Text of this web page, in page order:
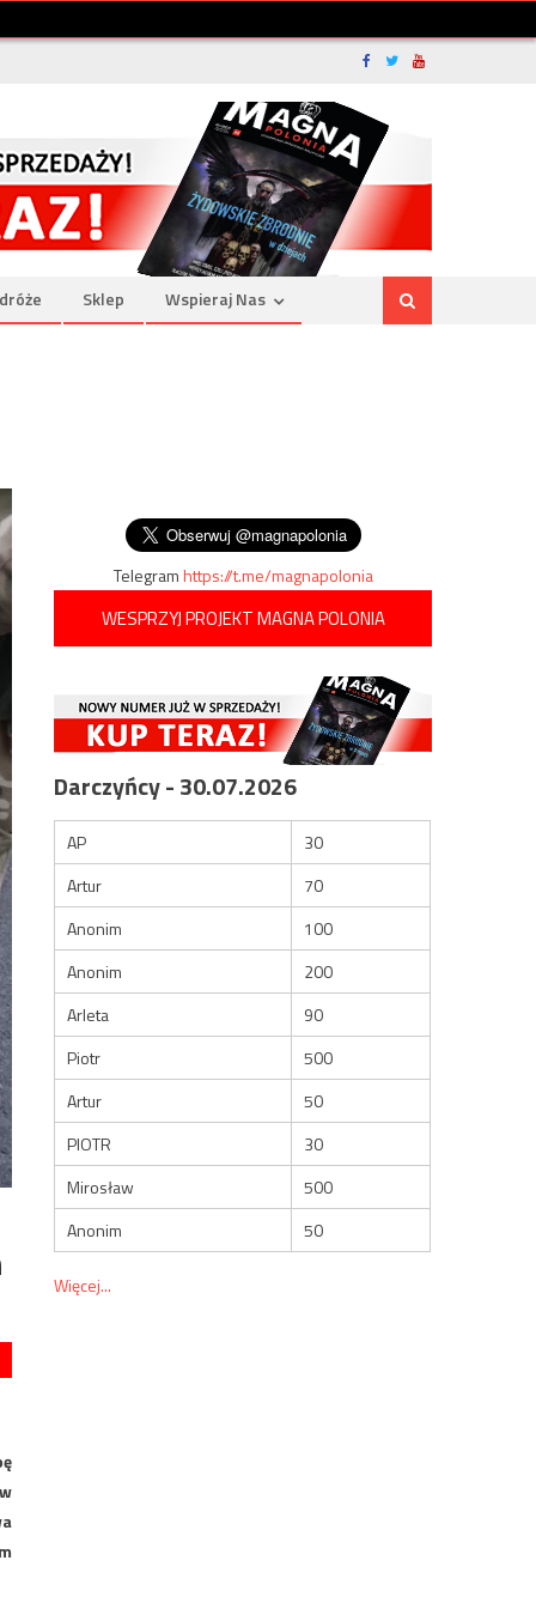
Sklep Wspieraj Nas
Telegramhttps://t.me/magnapolonia
WESPRZYJ PROJEKT MAGNA POLONIA
Darczyńcy - 30.07.2026
AP
30
Artur
70
Anonim
100
Anonim
200
Arleta
90
Piotr
500
Artur
50
PIOTR
30
Mirosław
500
Anonim
50
Więcej...